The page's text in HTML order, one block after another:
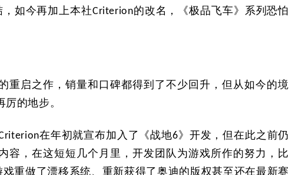
如今再加上本社Criterion的改名，《极品飞车》系列恐怕
重启之作，销量和口碑都得到了不少回升，但从如今的境
厉的地步。
在年初就宣布加入了《战地6》开发，但在此之前仍
容，在这短短几个月里，开发团队为游戏所作的努力，比
重做了漂移系统、重新获得了奥迪的版权甚至还在最新赛